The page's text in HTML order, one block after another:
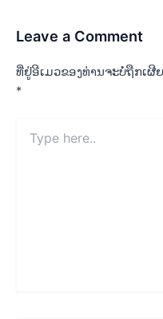
Leave a Comment
ທີ່ຢູ່ອີເມວຂອງທ່ານຈະບໍ່ຖືກເຜີ
*
here..